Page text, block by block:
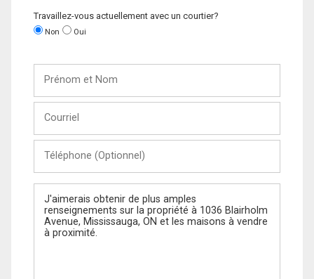
Travaillez-vous actuellement avec un courtier?
Non Oui
Nom
(Optionnel)
Message